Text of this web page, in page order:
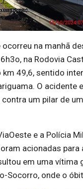
ocorreu na manhã
na Rodovia
49,6, sentido
O acidente
um pilar de
e a Polícia
acionadas para
em uma vítima
Socorro, onde o